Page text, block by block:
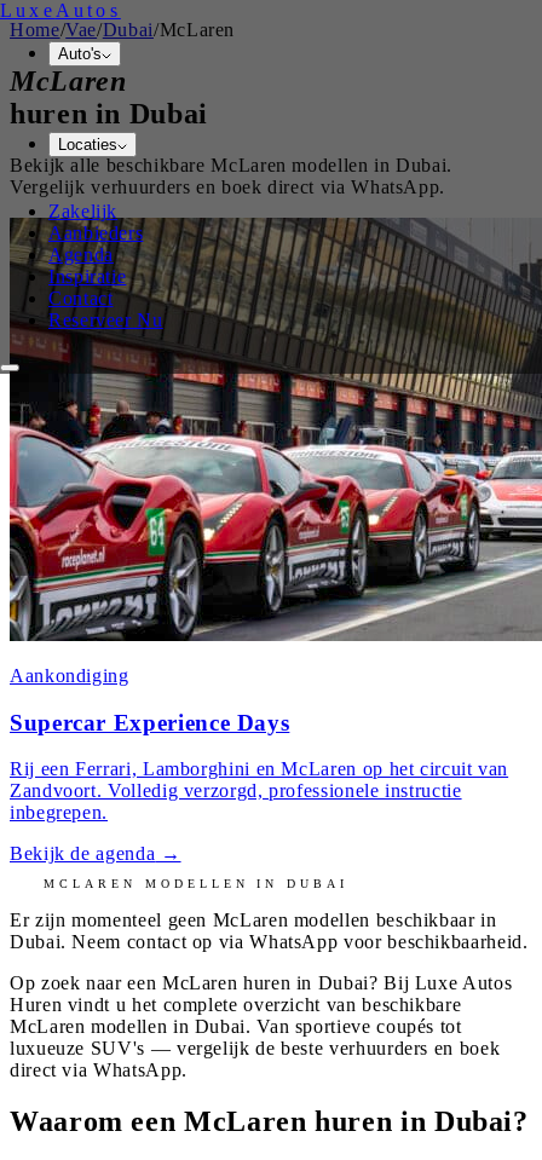
Luxe Autos
Auto's
Locaties
Zakelijk
Aanbieders
Agenda
Inspiratie
Contact
Reserveer Nu
Home/Vae/Dubai/McLaren
McLaren
huren in Dubai
Bekijk alle beschikbareMcLaren modellen inDubai.
Vergelijk verhuurders en boek direct via WhatsApp.
Aankondiging
Supercar Experience Days
Rij een Ferrari, Lamborghini en McLaren op het circuit van
Zandvoort. Volledig verzorgd, professionele instructie
inbegrepen.
Bekijk de agenda →
MCLAREN MODELLEN INDUBAI
Er zijn momenteel geen McLaren modellen beschikbaar in
Dubai. Neem contact op via WhatsApp voor beschikbaarheid.
Op zoek naar een McLaren huren in Dubai? Bij Luxe Autos
Huren vindt u het complete overzicht van beschikbare
McLaren modellen in Dubai. Van sportieve coupés tot
luxueuze SUV's — vergelijk de beste verhuurders en boek
direct via WhatsApp.
Waarom een McLaren huren in Dubai?